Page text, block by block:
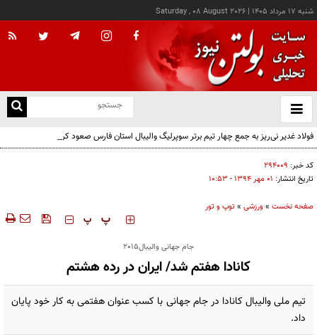
شنبه ۱۷ مرداد ۱۴۰۵ |
Saturday , 08 August 2026
باز
و
فولاد غدیر نی‌ریز به جمع چهار تیم برتر سوپرلیگ والیبال استان فارس صعود کرد
کد خبر: ۲۹۴۰۰۹
تاریخ انتشار: ۰۱ مهر ۱۳۹۴ - ۱۰:۵۳
صفحه نخست »ورزشی »توپ و تور
‍‍‍ پ پ
جام جهانی والیبال2015
کانادا هفتم شد/ ایران در رده هشتم
تیم ملی والیبال کانادا در جام جهانی با کسب عنوان هفتمی به کار خود پایان
داد.